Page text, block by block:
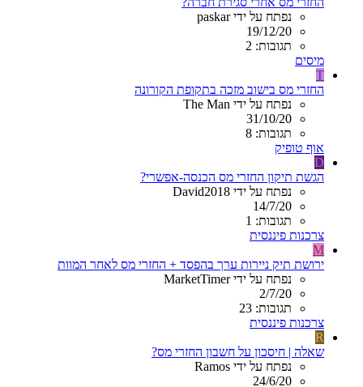
נפתח על ידי paskar
19/12/20
תגובות: 2
מיסים
T
החזרי מס בישוב מזכה בתקופת הקורונה
נפתח על ידי The Man
31/10/20
תגובות: 8
אוף טופיק
D
הגשת תיקון החזרי מס הכנסה-אפשרי?
נפתח על ידי David2018
14/7/20
תגובות: 1
צרכנות פיננסית
M
ירושת תיק ניירות ערך בהפסד + החזרי מס לאחר המוות
נפתח על ידי MarketTimer
2/7/20
תגובות: 23
צרכנות פיננסית
R
שאלה | חיסכון על חשבון החזרי מס?
נפתח על ידי Ramos
24/6/20